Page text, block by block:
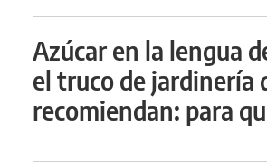
Azúcar en la lengua
el truco de jardinería
recomiendan: para